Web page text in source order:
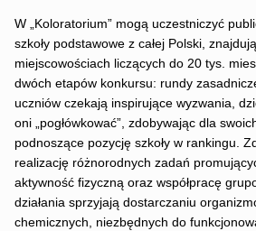
W „Koloratorium” mogą uczestniczyć
szkoły podstawowe z całej Polski,
miejscowościach liczących do 20 tys.
dwóch etapów konkursu: rundy
uczniów czekają inspirujące wyzwania,
oni „pogłówkować”, zdobywając dla
podnoszące pozycję szkoły w rankingu.
realizację różnorodnych zadań
aktywność fizyczną oraz współpracę
działania sprzyjają dostarczaniu
chemicznych, niezbędnych do